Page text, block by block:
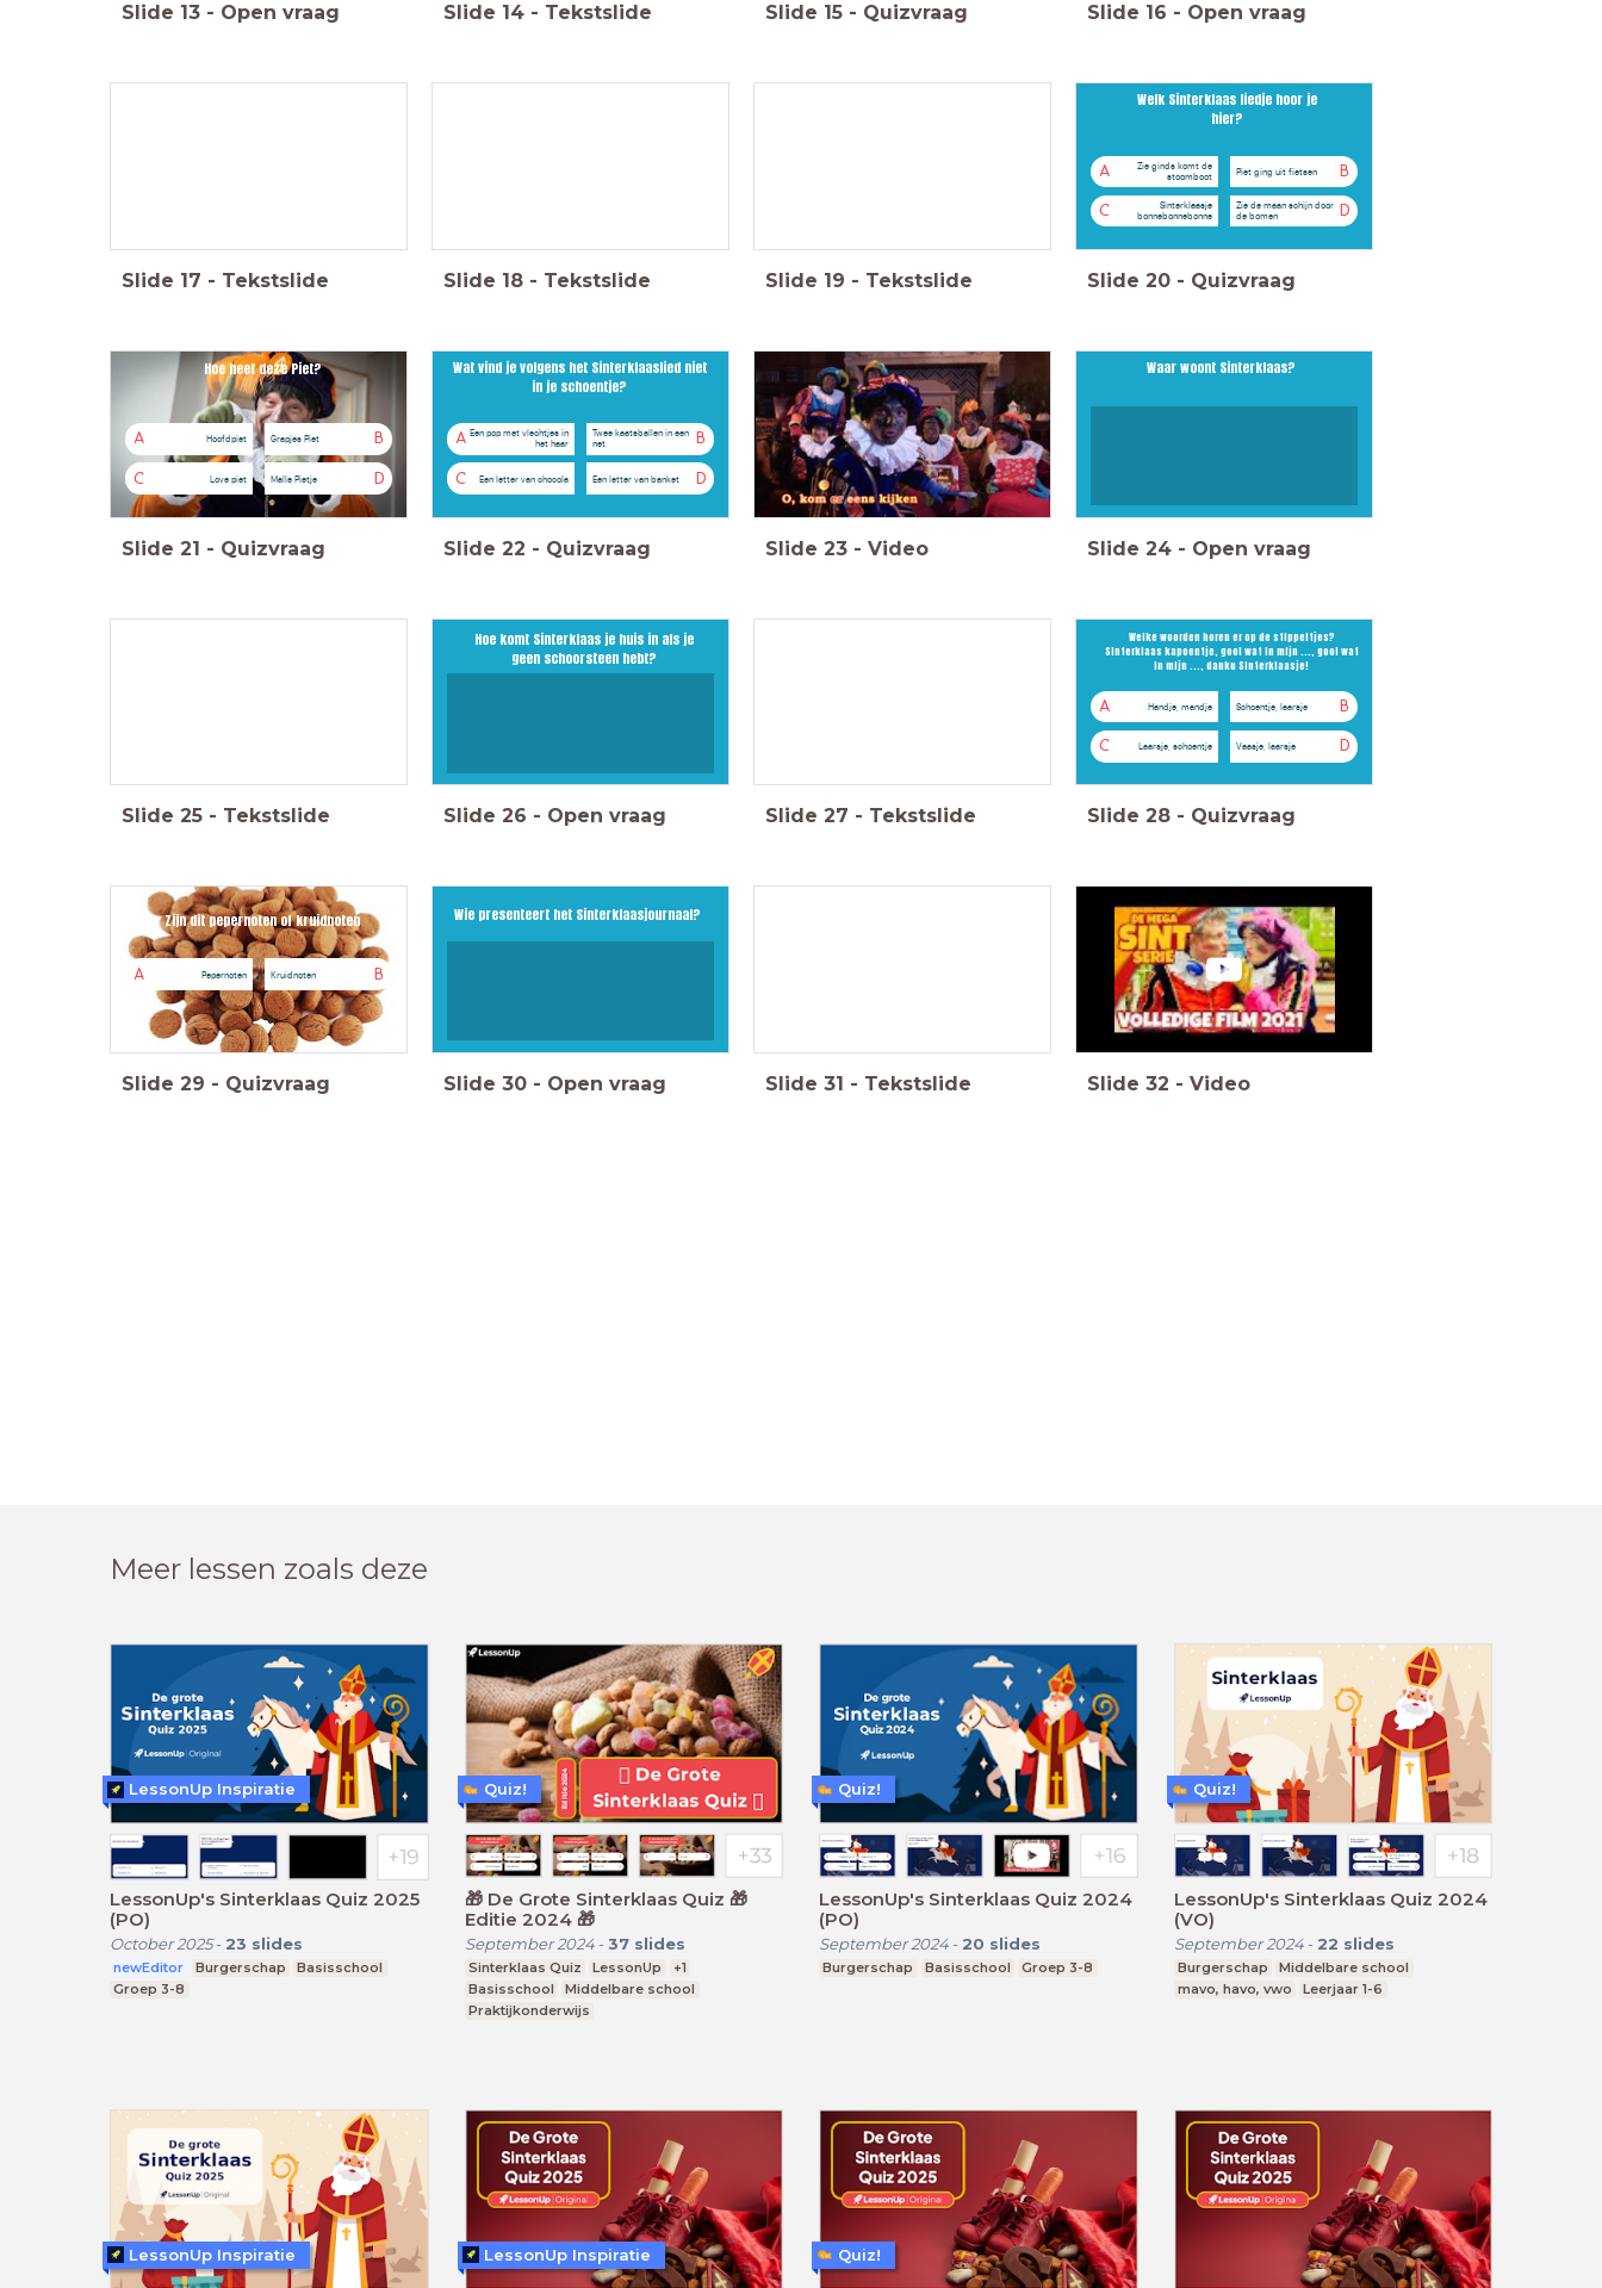
Slide 13 - Open vraag Slide 14 - Tekstslide Slide 15 - Quizvraag Slide 16 - Open vraag
Slide 17 - Tekstslide Slide 18 - Tekstslide Slide 19 - Tekstslide
Welk Sinterklaas liedje hoor je
hier?
A
Zie ginds komt de
stoomboot
B
Piet ging uit fietsen
C
Sinterklaasje
bonnebonnebonne
D
Zie de maan schijn door
de bomen
Slide 20 - Quizvraag
Hoe heet deze Piet?
A Hoofdpiet B
Grapjes Piet
C Love piet D
Malle Pietje
Slide 21 - Quizvraag
Wat vind je volgens het Sinterklaaslied niet
in je schoentje?
A Een pop met vlechtjes in
het haar
B
Twee kaatsballen in een
net
C Een letter van chocola D
Een letter van banket
Slide 22 - Quizvraag Slide 23 - Video
Waar woont Sinterklaas?
Slide 24 - Open vraag
Slide 25 - Tekstslide
Hoe komt Sinterklaas je huis in als je
geen schoorsteen hebt?
Slide 26 - Open vraag Slide 27 - Tekstslide
Welke woorden horen er op de stippeltjes?
Sinterklaas kapoentje, gooi wat in mijn ..., gooi wat
in mijn ..., danku Sinterklaasje!
A Handje, mandje B
Schoentje, laarsje
C Laarsje, schoentje D
Vaasje, laarsje
Slide 28 - Quizvraag
Zijn dit pepernoten of kruidnoten
A Pepernoten B
Kruidnoten
Slide 29 - Quizvraag
Wie presenteert het Sinterklaasjournaal?
Slide 30 - Open vraag Slide 31 - Tekstslide Slide 32 - Video
Meer lessen zoals deze
LessonUp's Sinterklaas Quiz 2025
(PO)
October 2025- 23 slides
newEditor Burgerschap
Basisschool
Groep 3-8
LessonUp Inspiratie
🎁 De Grote Sinterklaas Quiz 🎁
Editie 2024 🎁
September 2024- 37 slides
Sinterklaas Quiz LessonUp
+1
Basisschool
Middelbare school
Praktijkonderwijs
Quiz!
LessonUp's Sinterklaas Quiz 2024
(PO)
September 2024- 20 slides
Burgerschap Basisschool Groep 3-8
Quiz!
LessonUp's Sinterklaas Quiz 2024
(VO)
September 2024- 22 slides
Burgerschap
Middelbare school
mavo, havo, vwo
Leerjaar 1-6
Quiz!
LessonUp Inspiratie LessonUp Inspiratie Quiz!